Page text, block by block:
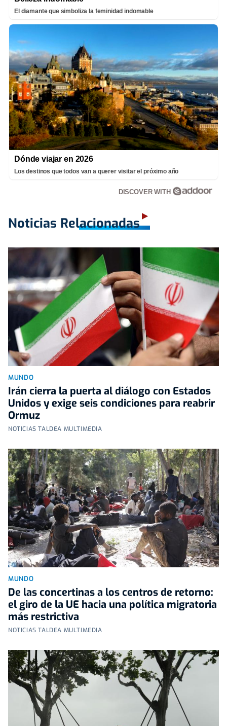
El diamante que simboliza la feminidad indomable
Dónde viajar en 2026
Los destinos que todos van a querer visitar el próximo año
DISCOVER WITH
Noticias Relacionadas
MUNDO
Irán cierra la puerta al diálogo con Estados
Unidos y exige seis condiciones para reabrir
Ormuz
NOTICIAS TALDEA MULTIMEDIA
MUNDO
De las concertinas a los centros de retorno:
el giro de la UE hacia una política migratoria
más restrictiva
NOTICIAS TALDEA MULTIMEDIA